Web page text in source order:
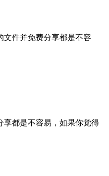
文件并免费分享都是不容
享都是不容易，如果你觉得